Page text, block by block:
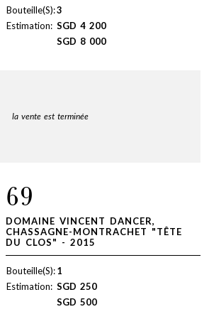
Bouteille(S):3
Estimation: SGD 4 200
SGD 8 000
la vente est terminée
69
DOMAINE VINCENT DANCER,
CHASSAGNE-MONTRACHET "TÊTE
DU CLOS" - 2015
Bouteille(S):1
Estimation: SGD 250
SGD 500